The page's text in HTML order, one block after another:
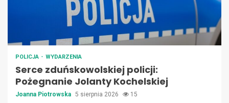
POLICJA WYDARZENIA
Serce zduńskowolskiej policji:
Pożegnanie Jolanty Kochelskiej
Joanna Piotrowska 5 sierpnia 2026 15